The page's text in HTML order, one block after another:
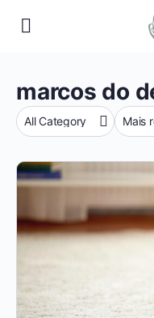
marcos do
Categoria
Sort